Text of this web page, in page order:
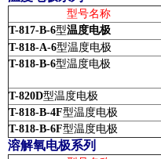
型号名称
T-817-B-6型温度电极
T-818-A-6型温度电极
T-818-B-6型温度电极
T-820D型温度电极
T-818-B-4F型温度电极
T-818-B-6F型温度电极
溶解氧电极系列